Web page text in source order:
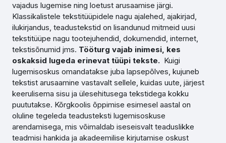
vajadus lugemise ning loetust arusaamise järgi.
Klassikalistele tekstitüüpidele nagu ajalehed, ajakirjad,
ilukirjandus, teadustekstid on lisandunud mitmeid uusi
tekstitüüpe nagu tootejuhendid, dokumendid, internet,
tekstisõnumid jms. Tööturg vajab inimesi, kes
oskaksid lugeda erinevat tüüpi tekste. Kuigi
lugemisoskus omandatakse juba lapsepõlves, kujuneb
tekstist arusaamine vastavalt sellele, kuidas uute, järjest
keerulisema sisu ja ülesehitusega tekstidega kokku
puututakse. Kõrgkoolis õppimise esimesel aastal on
oluline tegeleda teadusteksti lugemisoskuse
arendamisega, mis võimaldab iseseisvalt teaduslikke
teadmisi hankida ja akadeemilise kirjutamise oskust